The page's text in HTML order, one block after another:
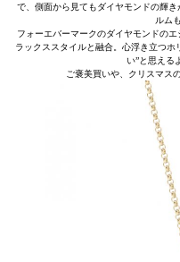
で、側面から見てもダイヤモンドの輝
ルム
フォーエバーマークのダイヤモンドの
ラックススタイルと融合。心浮き立つ
い”と思える
ご褒美買いや、クリスマス